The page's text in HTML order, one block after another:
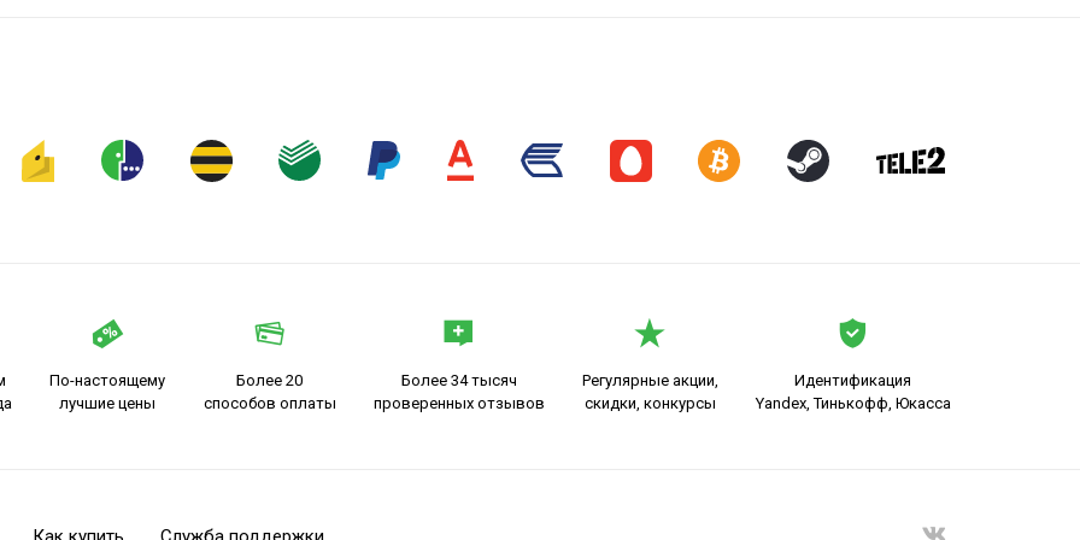
По-настоящему
лучшие цены
Более 20
способов оплаты
Более 34 тысяч
проверенных отзывов
Регулярные акции,
скидки, конкурсы
Идентификация
Yandex, Тинькофф, Юкасса